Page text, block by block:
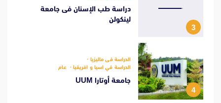
3
دراسة طب الإسنان فى جامعة
لينكولن
4
الدراسة فى ماليزيا
الدراسة في اسيا و افريقيا
عام
جامعة أوتارا UUM